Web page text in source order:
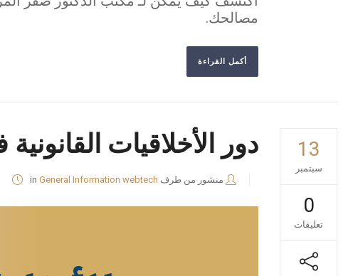
مصالحك.
أكمل القراءة
13
سبتمبر
0
تعليقات
دور الأخلاقيات
منشور من طرف webtech
in General Information